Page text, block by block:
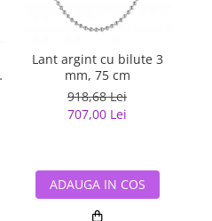
Lant argint cu bilute 3
mm, 75 cm
918,68 Lei
707,00 Lei
ADAUGA IN COS